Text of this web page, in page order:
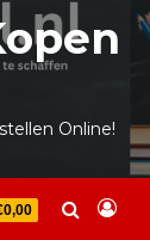
Online!